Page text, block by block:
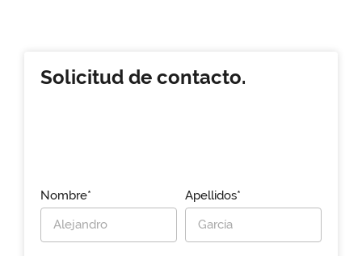
Solicitud de contacto.
Nombre* Apellidos*